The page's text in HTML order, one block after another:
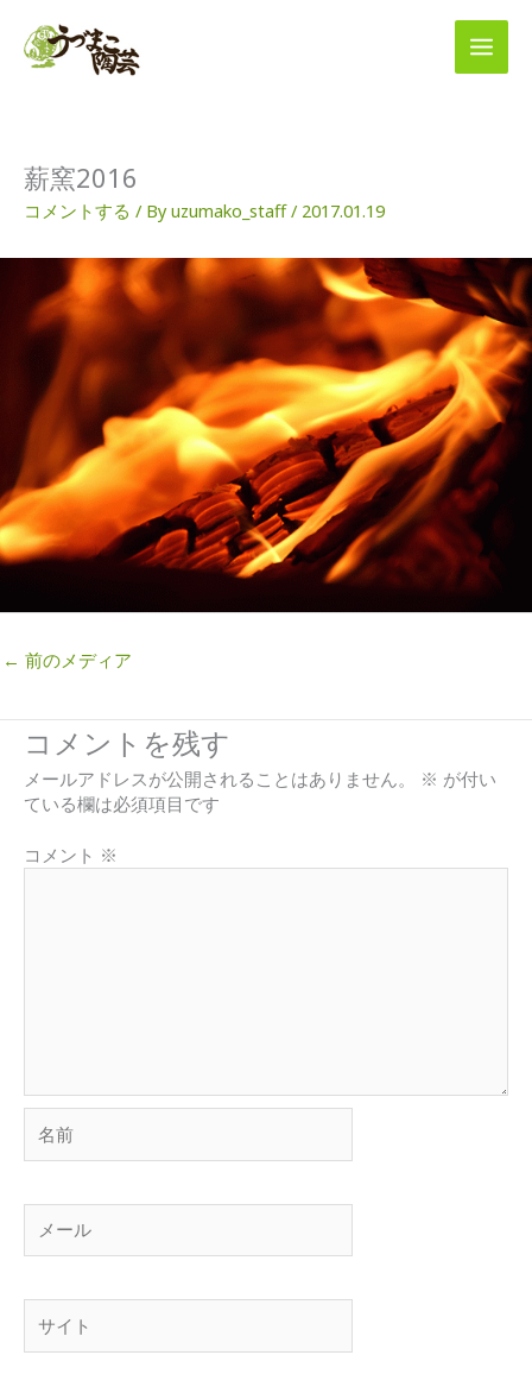
薪窯2016
コメントする / Byuzumako_staff/ 2017.01.19
← 前のメディア
コメントを残す
メールアドレスが公開されることはありません。 ※ が付い
ている欄は必須項目です
コメント ※
前
ー
ル
ト